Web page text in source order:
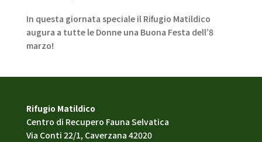
In questa giornata speciale il Rifugio Matildico
augura a tutte le Donne una Buona Festa dell’8
marzo!
Rifugio Matildico
Centro di Recupero Fauna Selvatica
Via Conti 22/1, Caverzana 42020